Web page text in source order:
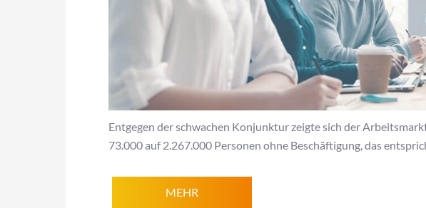
Entgegen der schwachen Konjunktur zeigte sich der
73.000 auf 2.267.000 Personen ohne Beschäftigung, das
MEHR